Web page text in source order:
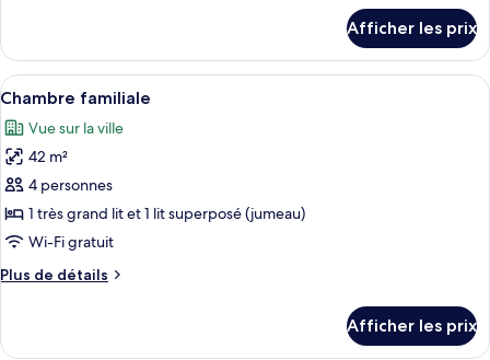
Deluxe
Plus
Afficher les prix
Afficher
toutes
les
photos
pour
ce
type
chambre :
Une chambre d’hôtel comprenant
9
Chambre familiale
Vue sur la ville
42 m²
4 personnes
1 très grand lit et 1 lit superposé (jumeau)
Wi-Fi gratuit
Plus de détails
Plus
Chambre
Afficher les prix